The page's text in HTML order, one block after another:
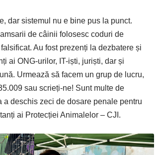
dar sistemul nu e bine pus la punct.
de câinii folosesc coduri de
Au fost prezenți la dezbatere și
ai ONG-urilor, IT-iști, juriști, dar și
Urmează să facem un grup de lucru,
sau scrieți-ne! Sunt multe de
deschis zeci de dosare penale pentru
ai Protecției Animalelor – CJI.